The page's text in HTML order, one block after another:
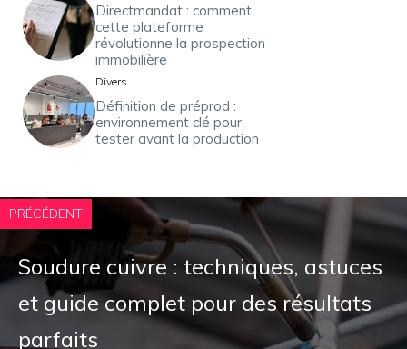
Directmandat : comment
cette plateforme
révolutionne la prospection
immobilière
Divers
Définition de préprod :
environnement clé pour
tester avant la production
PRÉCÉDENT
Soudure cuivre : techniques, astuces
et guide complet pour des résultats
parfaits